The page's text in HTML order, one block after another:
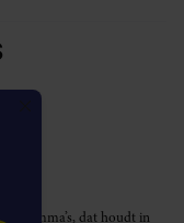
dat houdt in